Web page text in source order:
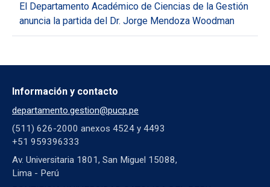
El Departamento Académico de Ciencias de la Gestión
anuncia la partida del Dr. Jorge Mendoza Woodman
Información y contacto
departamento.gestion@pucp.pe
(511) 626-2000 anexos 4524 y 4493
+51 959396333
Av. Universitaria 1801, San Miguel 15088,
Lima - Perú